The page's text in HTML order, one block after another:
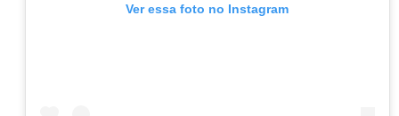
Ver essa foto no Instagram